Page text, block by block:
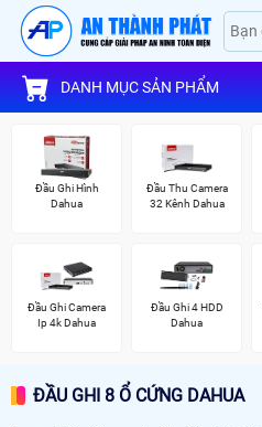
DANH MỤC SẢN PHẨM
Đầu Ghi Hình
Dahua
Đầu Thu Camera
32 Kênh Dahua
Đầu Ghi Camera
Ip 4k Dahua
Đầu Ghi 4 HDD
Dahua
ĐẦU GHI 8 Ổ CỨNG DAHUA